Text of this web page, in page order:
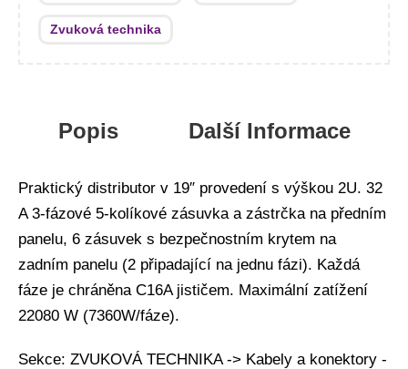
Zvuková technika
Popis Další Informace
Praktický distributor v 19″ provedení s výškou 2U. 32
A 3-fázové 5-kolíkové zásuvka a zástrčka na předním
panelu, 6 zásuvek s bezpečnostním krytem na
zadním panelu (2 připadající na jednu fázi). Každá
fáze je chráněna C16A jističem. Maximální zatížení
22080 W (7360W/fáze).
Sekce: ZVUKOVÁ TECHNIKA -> Kabely a konektory -